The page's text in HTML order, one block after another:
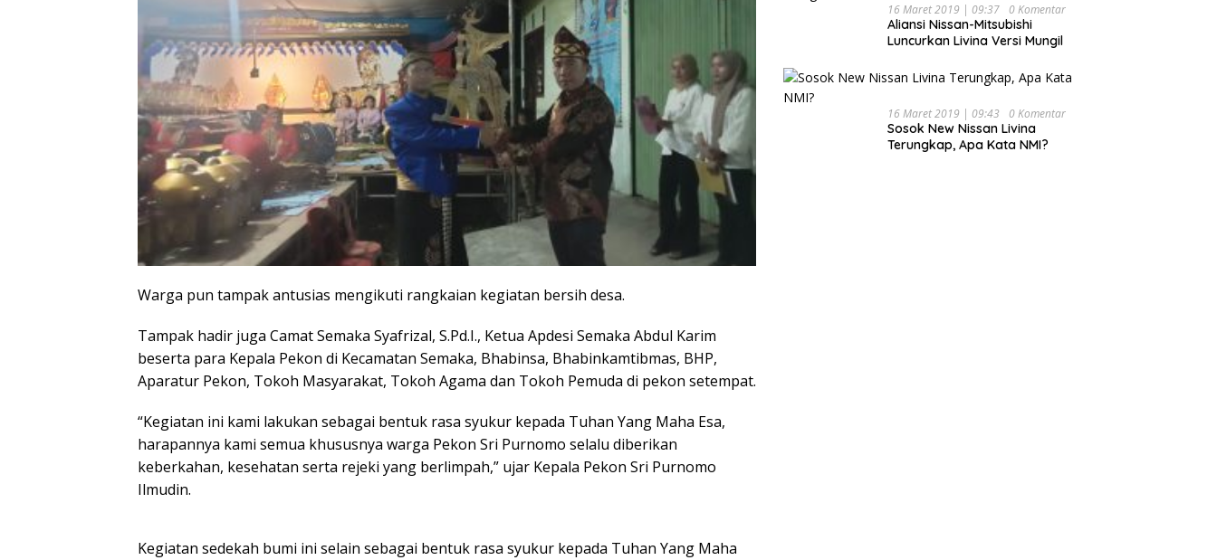
Warga pun tampak antusias mengikuti rangkaian kegiatan bersih desa.
Tampak hadir juga Camat Semaka Syafrizal, S.Pd.I., Ketua Apdesi Semaka Abdul Karim
beserta para Kepala Pekon di Kecamatan Semaka, Bhabinsa, Bhabinkamtibmas, BHP,
Aparatur Pekon, Tokoh Masyarakat, Tokoh Agama dan Tokoh Pemuda di pekon setempat.
“Kegiatan ini kami lakukan sebagai bentuk rasa syukur kepada Tuhan Yang Maha Esa,
harapannya kami semua khususnya warga Pekon Sri Purnomo selalu diberikan
keberkahan, kesehatan serta rejeki yang berlimpah,” ujar Kepala Pekon Sri Purnomo
Ilmudin.
Kegiatan sedekah bumi ini selain sebagai bentuk rasa syukur kepada Tuhan Yang Maha
16 Maret 2019 | 09:37 0 Komentar
Aliansi Nissan-Mitsubishi
Luncurkan Livina Versi Mungil
16 Maret 2019 | 09:43 0 Komentar
Sosok New Nissan Livina
Terungkap, Apa Kata NMI?